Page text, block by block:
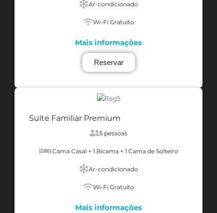
Ar-condicionado
Wi-Fi Gratuíto
Mais informações
Reservar
Suíte Familiar Premium
5 pessoas
1 Cama Casal + 1 Bicama + 1 Cama de Solteiro
Ar-condicionado
Wi-Fi Gratuíto
Mais informações